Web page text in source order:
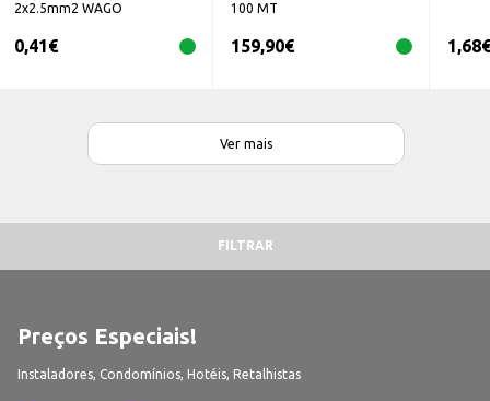
2x2.5mm2 WAGO
0,41€
100 MT
159,90€ 1,68€
Ver mais
FILTRAR
Preços Especiais!
Instaladores, Condomínios, Hotéis, Retalhistas